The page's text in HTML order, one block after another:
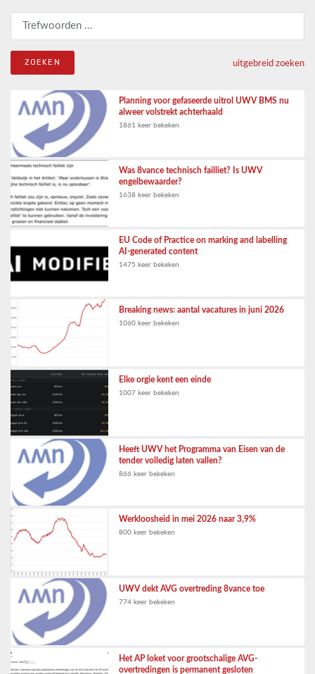
uitgebreid zoeken
Planning voor gefaseerde uitrol UWV BMS nu
alweer volstrekt achterhaald
1861 keer bekeken
Was 8vance technisch failliet? Is UWV
engelbewaarder?
1638 keer bekeken
EU Code of Practice on marking and labelling
AI-generated content
1475 keer bekeken
Breaking news: aantal vacatures in juni 2026
1060 keer bekeken
Elke orgie kent een einde
1007 keer bekeken
Heeft UWV het Programma van Eisen van de
tender volledig laten vallen?
866 keer bekeken
Werkloosheid in mei 2026 naar 3,9%
800 keer bekeken
UWV dekt AVG overtreding 8vance toe
774 keer bekeken
Het AP loket voor grootschalige AVG-
overtredingen is permanent gesloten